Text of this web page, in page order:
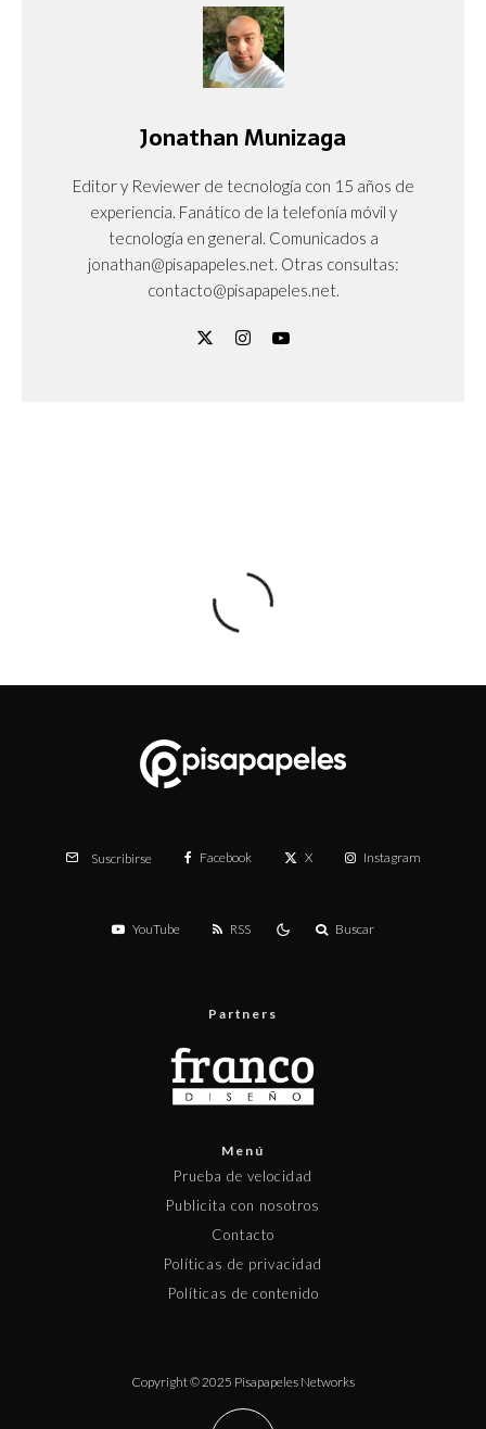
Jonathan Munizaga
Editor y Reviewer de tecnología con 15 años de
experiencia. Fanático de la telefonía móvil y
tecnología en general. Comunicados a
jonathan@pisapapeles.net. Otras consultas:
contacto@pisapapeles.net.
Suscribirse Facebook X Instagram
YouTube RSS Buscar
Partners
Menú
Prueba de velocidad
Publicita con nosotros
Contacto
Políticas de privacidad
Políticas de contenido
Copyright © 2025 Pisapapeles Networks